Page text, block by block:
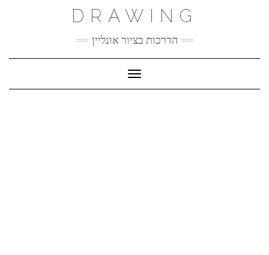
DRAWING
הדרכות בציור אונליין
Toggle Navigation